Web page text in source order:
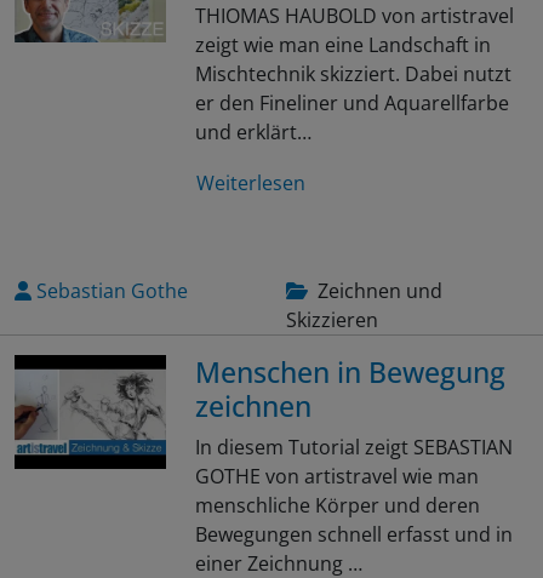
THIOMAS HAUBOLD von artistravel
zeigt wie man eine Landschaft in
Mischtechnik skizziert. Dabei nutzt
er den Fineliner und Aquarellfarbe
und erklärt…
Weiterlesen
Sebastian Gothe
Zeichnen und
Skizzieren
Menschen in Bewegung
zeichnen
In diesem Tutorial zeigt SEBASTIAN
GOTHE von artistravel wie man
menschliche Körper und deren
Bewegungen schnell erfasst und in
einer Zeichnung …